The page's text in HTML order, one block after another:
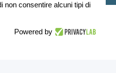
e
non consentire alcuni tipi di
Powered by